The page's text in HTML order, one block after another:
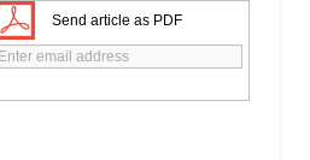
Send article as PDF